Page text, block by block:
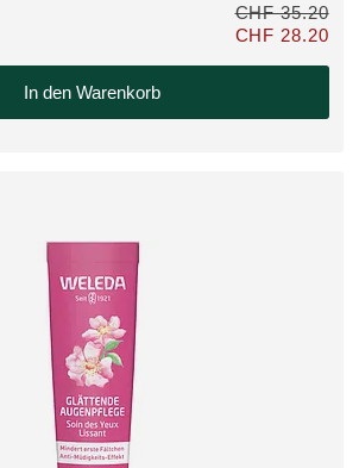
CHF 35.20
CHF 28.20
In den Warenkorb